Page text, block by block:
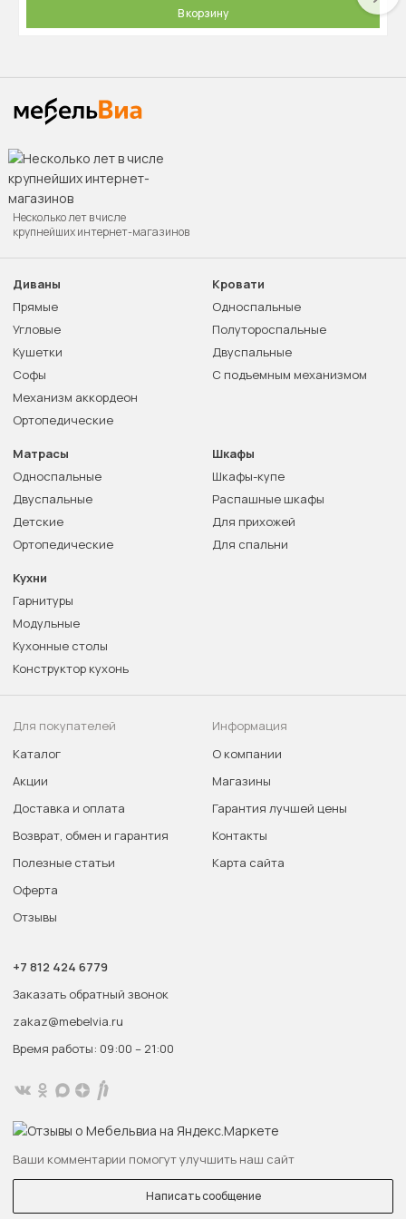
В корзину
Несколько лет в числе
крупнейших интернет-магазинов
Диваны
Прямые
Угловые
Кушетки
Софы
Механизм аккордеон
Ортопедические
Кровати
Односпальные
Полутороспальные
Двуспальные
С подъемным механизмом
Матрасы
Односпальные
Двуспальные
Детские
Ортопедические
Шкафы
Шкафы-купе
Распашные шкафы
Для прихожей
Для спальни
Кухни
Гарнитуры
Модульные
Кухонные столы
Конструктор кухонь
Для покупателей
Каталог
Акции
Доставка и оплата
Возврат, обмен и гарантия
Полезные статьи
Оферта
Отзывы
Информация
О компании
Магазины
Гарантия лучшей цены
Контакты
Карта сайта
+7 812 424 6779
Заказать обратный звонок
zakaz@mebelvia.ru
Время работы: 09:00 – 21:00
Ваши комментарии помогут улучшить наш сайт
Написать сообщение